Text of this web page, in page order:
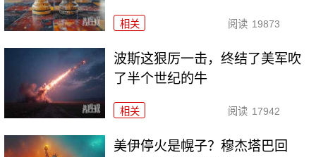
相关 阅读 19873
波斯这狠厉一击，终结了美军吹
了半个世纪的牛
相关 阅读 17942
美伊停火是幌子？穆杰塔巴回